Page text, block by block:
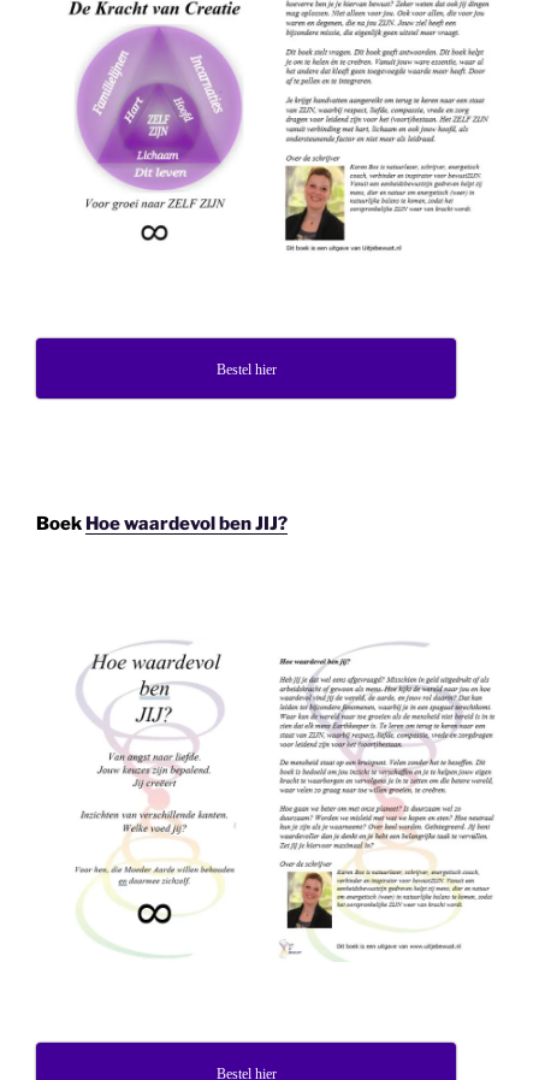
Bestel hier
Boek Hoe waardevol ben JIJ?
Bestel hier